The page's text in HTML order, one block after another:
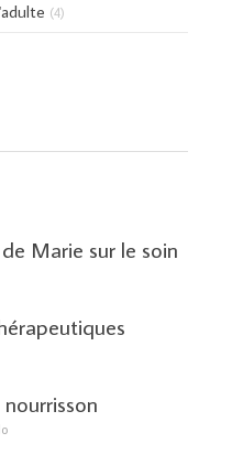
(4)
Marie sur le soin